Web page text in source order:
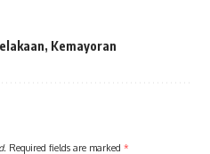
, Kemayoran
Required fields are marked *